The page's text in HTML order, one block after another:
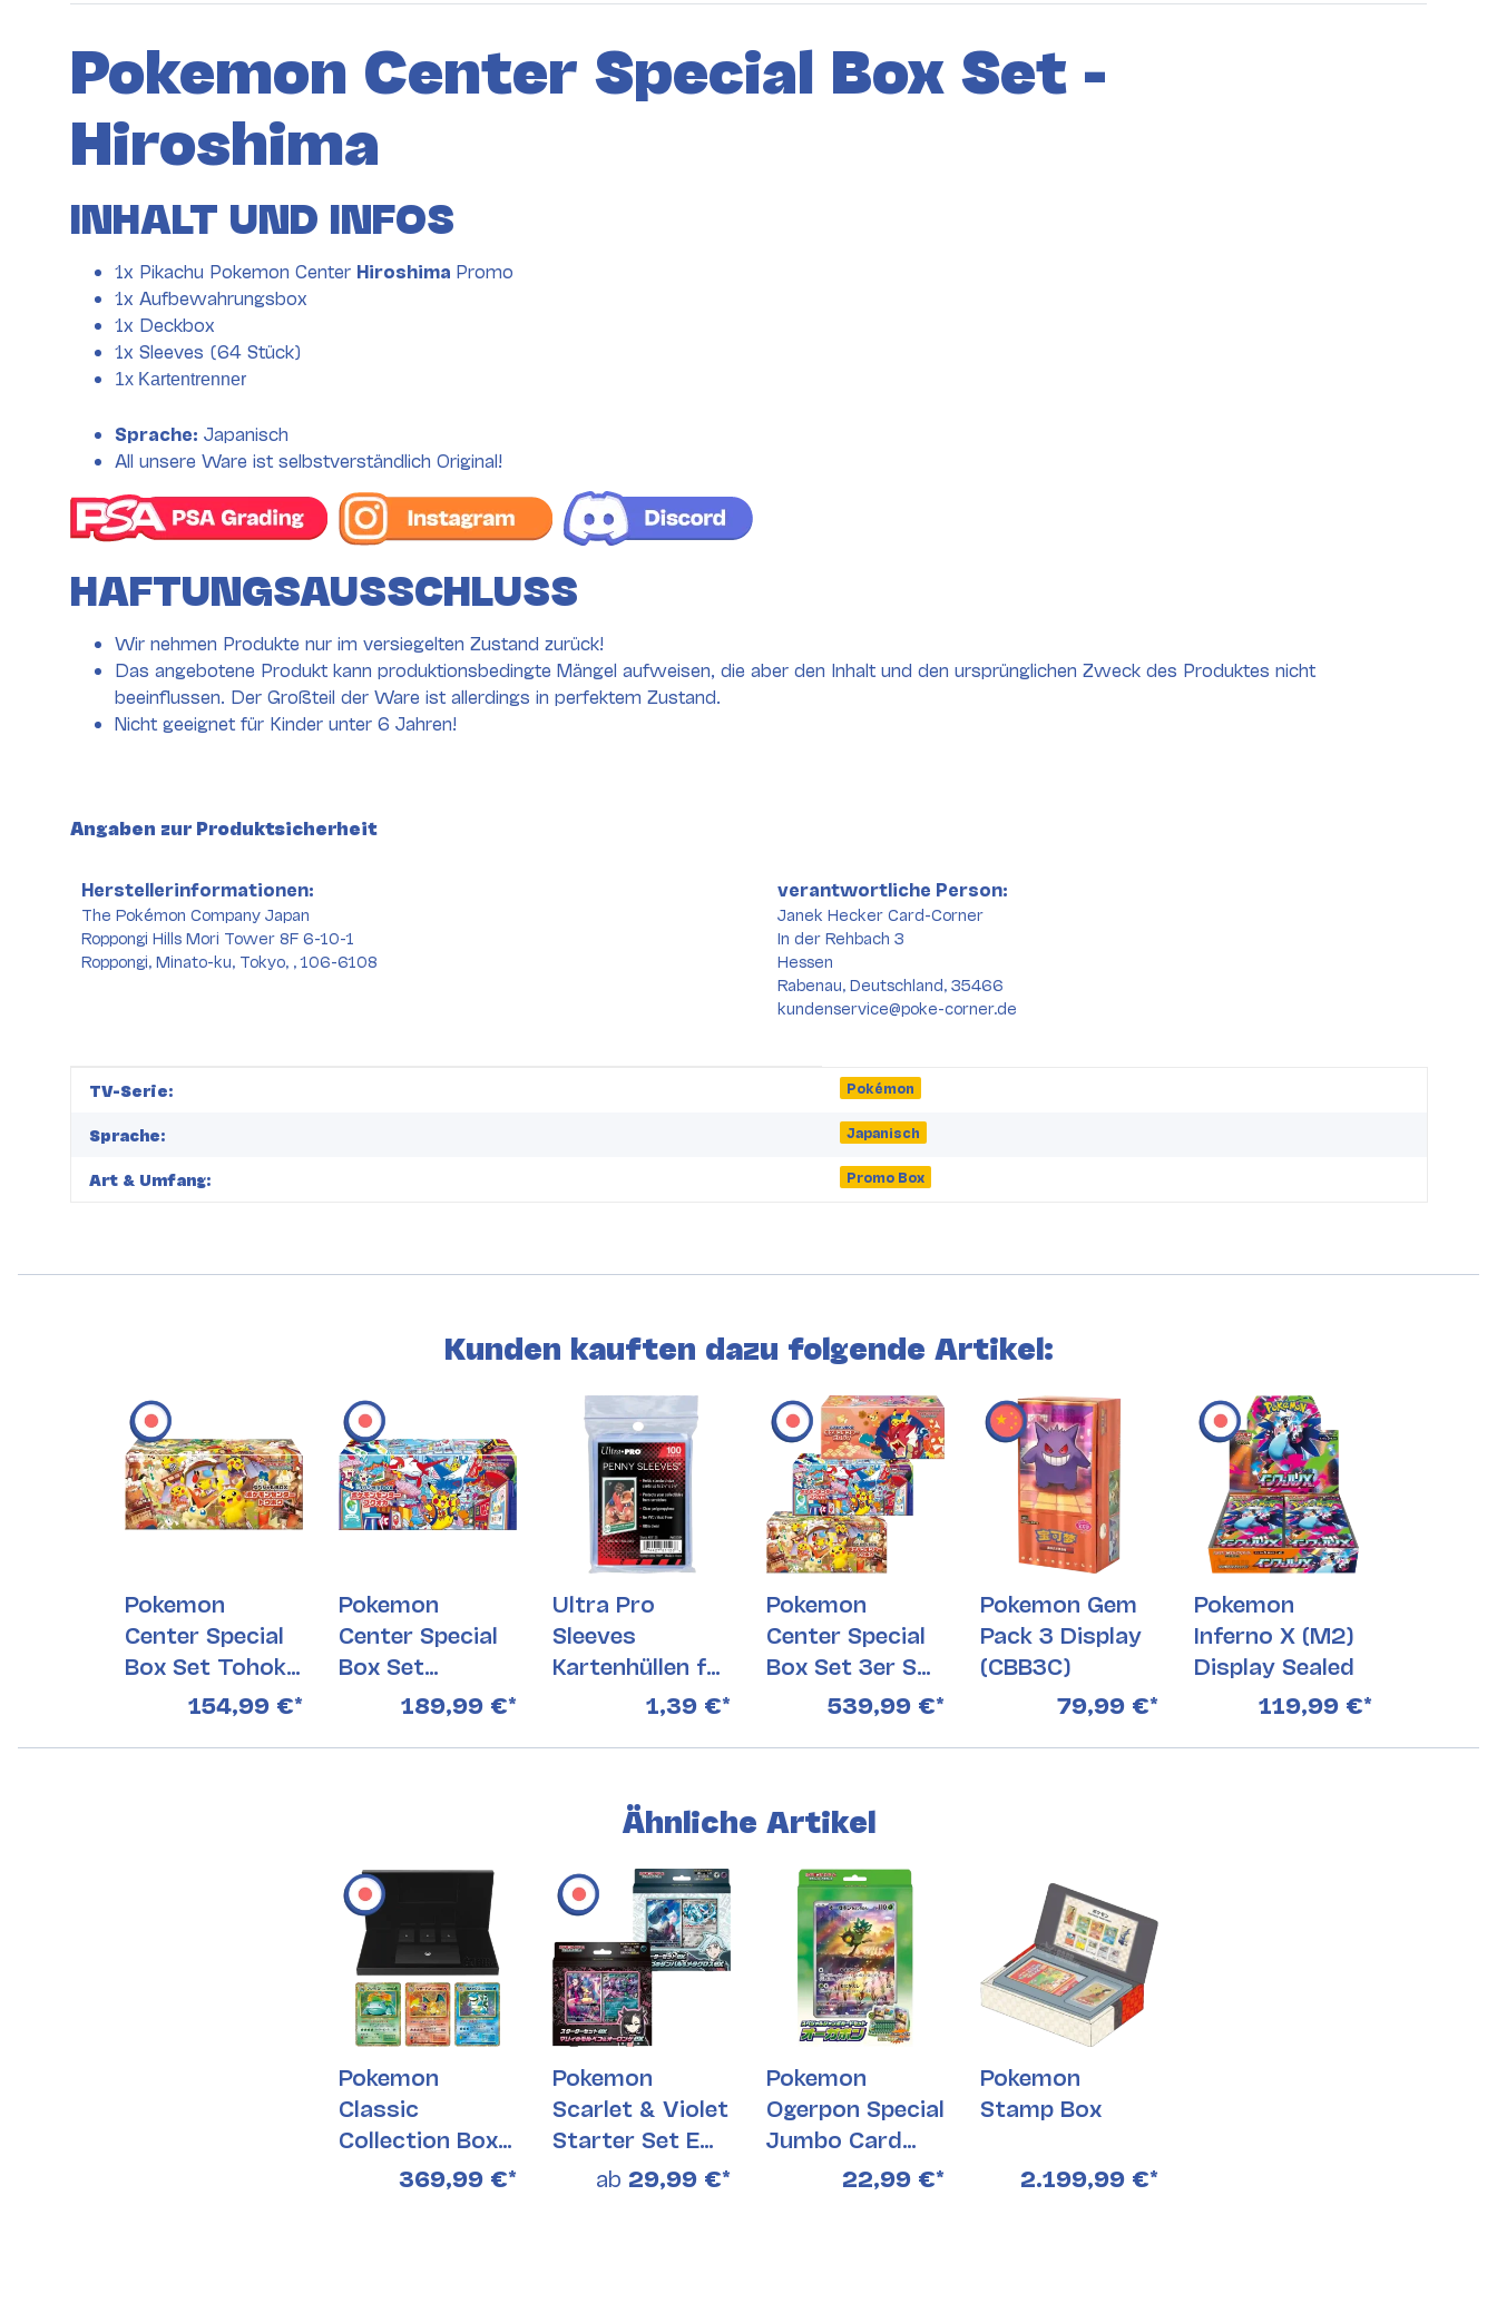
Pokemon Center Special Box Set -
Hiroshima
INHALT UND INFOS
1x Pikachu Pokemon Center Hiroshima Promo
1x Aufbewahrungsbox
1x Deckbox
1x Sleeves (64 Stück)
1x Kartentrenner
Sprache: Japanisch
All unsere Ware ist selbstverständlich Original!
HAFTUNGSAUSSCHLUSS
Wir nehmen Produkte nur im versiegelten Zustand zurück!
Das angebotene Produkt kann produktionsbedingte Mängel aufweisen, die aber den Inhalt und den ursprünglichen Zweck des Produktes nicht
beeinflussen. Der Großteil der Ware ist allerdings in perfektem Zustand.
Nicht geeignet für Kinder unter 6 Jahren!
Angaben zur Produktsicherheit
Herstellerinformationen:
The Pokémon Company Japan
Roppongi Hills Mori Tower 8F 6-10-1
Roppongi, Minato-ku, Tokyo, , 106-6108
verantwortliche Person:
Janek Hecker Card-Corner
In der Rehbach 3
Hessen
Rabenau, Deutschland, 35466
kundenservice@poke-corner.de
Produkteigenschaft
Wert
TV-Serie: Pokémon
Sprache: Japanisch
Art & Umfang: Promo Box
Kunden kauften dazu folgende Artikel:
Pokemon
Center Special
Box Set Tohoko
(Japanisch)
154,99 €*
Pokemon
Center Special
Box Set
Fukuoka189,99 €*
Ultra Pro
Sleeves
Kartenhüllen für
Trading Cards -
1,39 €*
Pokemon
Center Special
Box Set 3er Set
(Japanisch)
539,99 €*
Pokemon Gem
Pack 3 Display
(CBB3C)
79,99 €*
Pokemon
Inferno X (M2)
Display Sealed
119,99 €*
Ähnliche Artikel
Pokemon
Classic
Collection Box
(Japanisch)
369,99 €*
Pokemon
Scarlet & Violet
Starter Set EX
(Japanisch)
ab 29,99 €*
Pokemon
Ogerpon Special
Jumbo Card
Set (Japanisch)
22,99 €*
Pokemon
Stamp Box
2.199,99 €*